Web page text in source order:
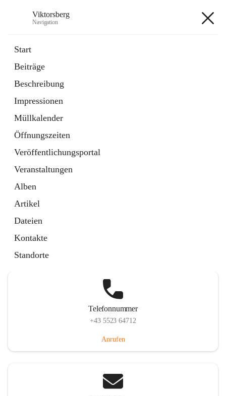
Viktorsberg
Navigation
Start
Beiträge
Beschreibung
Impressionen
Müllkalender
Öffnungszeiten
Veröffentlichungsportal
Veranstaltungen
Alben
Artikel
Dateien
Kontakte
Standorte
1 Schnellzugriff
Bürgerservice
10 Schnellzugriffe
Telefonnummer
+43 5523 64712
Anrufen